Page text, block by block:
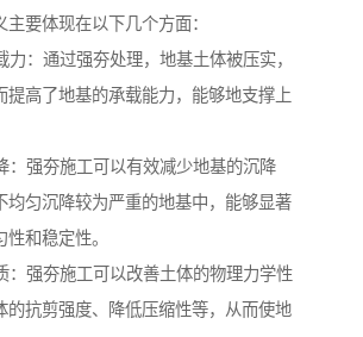
要体现在以下几个方面：
力：通过强夯处理，地基土体被压实，
提高了地基的承载能力，能够地支撑上
：强夯施工可以有效减少地基的沉降
均匀沉降较为严重的地基中，能够显著
和稳定性。
：强夯施工可以改善土体的物理力学性
的抗剪强度、降低压缩性等，从而使地